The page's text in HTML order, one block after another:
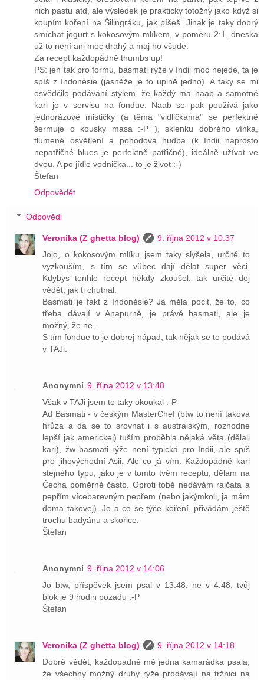
nich pastu atd, ale výsledek je prakticky totožný jako když si
koupím koření na Šilingráku, jak píšeš. Jinak je taky dobrý
smíchat jogurt s kokosovým mlíkem, v poměru 2:1, dneska
už to není ani moc drahý a maj ho všude.
Za recept každopádně thumbs up!
PS: jen tak pro formu, basmati rýže v Indii moc nejede, ta je
spíš z Indonésie (jasněže je to úplně jedno). A taky se mi
osvědčilo podávání stylem, že každý ma naab a samotné
kari je v servisu na fondue. Naab se pak používá jako
jednorázové mističky (a těma "vidličkama" se perfektně
šermuje o kousky masa :-P ), sklenku dobrého vínka,
tlumené osvětlení a pohodová hudba (k Indii naprosto
nepatřičné blues je perfektně patřičné), ideálně užívat ve
dvou. A po jídle vodnička... to je život :-)
Štefan
Odpovědět
Odpovědi
Veronika (Z ghetta blog)
9. října 2012 v 10:37
Jojo, o kokosovým mlíku jsem taky slyšela, určitě to
vyzkouším, s tím se vůbec dají dělat super věci.
Kdybys tenhle recept někdy zkoušel, tak určitě dej
vědět, jak ti chutnal.
Basmati je fakt z Indonésie? Já měla pocit, že to, co
třeba dávají v Anapurně, je právě basmati, ale je
možný, že ne...
S tím fondue to je dobrej nápad, tak nějak se to podává
v TAJi.
Anonymní 9. října 2012 v 13:48
Však v TAJi jsem to taky okoukal :-P
Ad Basmati - v českým MasterChef (btw to není taková
hrůza a dá se to srovnat i s australským, rozhodne
lepší jak americkej) tuším proběhla nějaká věta (dělali
kari), žw basmati rýže není typická pro Indii, ale spíš
pro jihovýchodní Asii. Ale co já vím. Každopádně kari
stejného typu, jako je v tomto tvém receptu, dělám na
Čecha poměrně často. Oproti tobě nedávám rajčata a
pepřím vícebarevným pepřem (nebo jakýmkoli, ja mám
doma takovej). Jo a co se týče koření, přivádám ještě
trochu badyánu a skořice.
Štefan
Anonymní 9. října 2012 v 14:06
Jo btw, příspěvek jsem psal v 13:48, ne v 4:48, tvůj
blok je 9 hodin pozadu :-P
Štefan
Veronika (Z ghetta blog)
9. října 2012 v 14:18
Dobré vědět, každopádně mě jedna kamarádka psala,
že všechny možný druhy rýže prodávají na tržnici na